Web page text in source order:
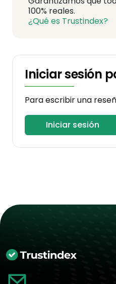
100% reales.
¿Qué es Trustindex?
Iniciar sesión
Para escribir una
Iniciar sesión